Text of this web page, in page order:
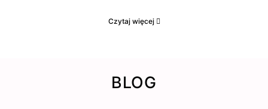
Czytaj więcej
BLOG